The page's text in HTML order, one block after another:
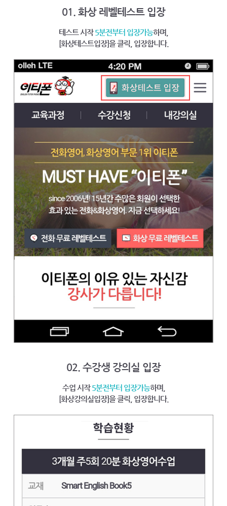
01. 화상 레벨테스트 입장
테스트 시작5분전부터 입장가능하며,
[화상테스트입장]을 클릭, 입장합니다.
02. 수강생 강의실 입장
수업 시작5분전부터 입장가능하며,
[화상강의실입장]을 클릭, 입장합니다.